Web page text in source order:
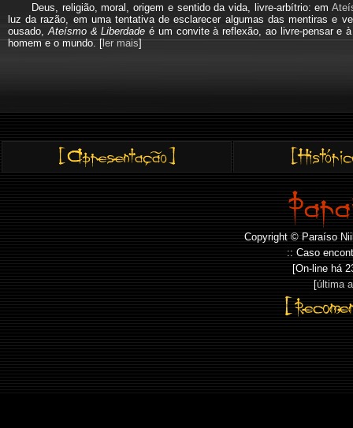
Deus, religião, moral, origem e sentido da vida, livre-arbítrio: em
luz da razão, em uma tentativa de esclarecer algumas das mentiras e
ousado, Ateísmo & Liberdade é um convite à reflexão, ao livre-pensar e
homem e o mundo. [ler mais]
Copyright © Paraíso
:: Caso
[On-line há
[última